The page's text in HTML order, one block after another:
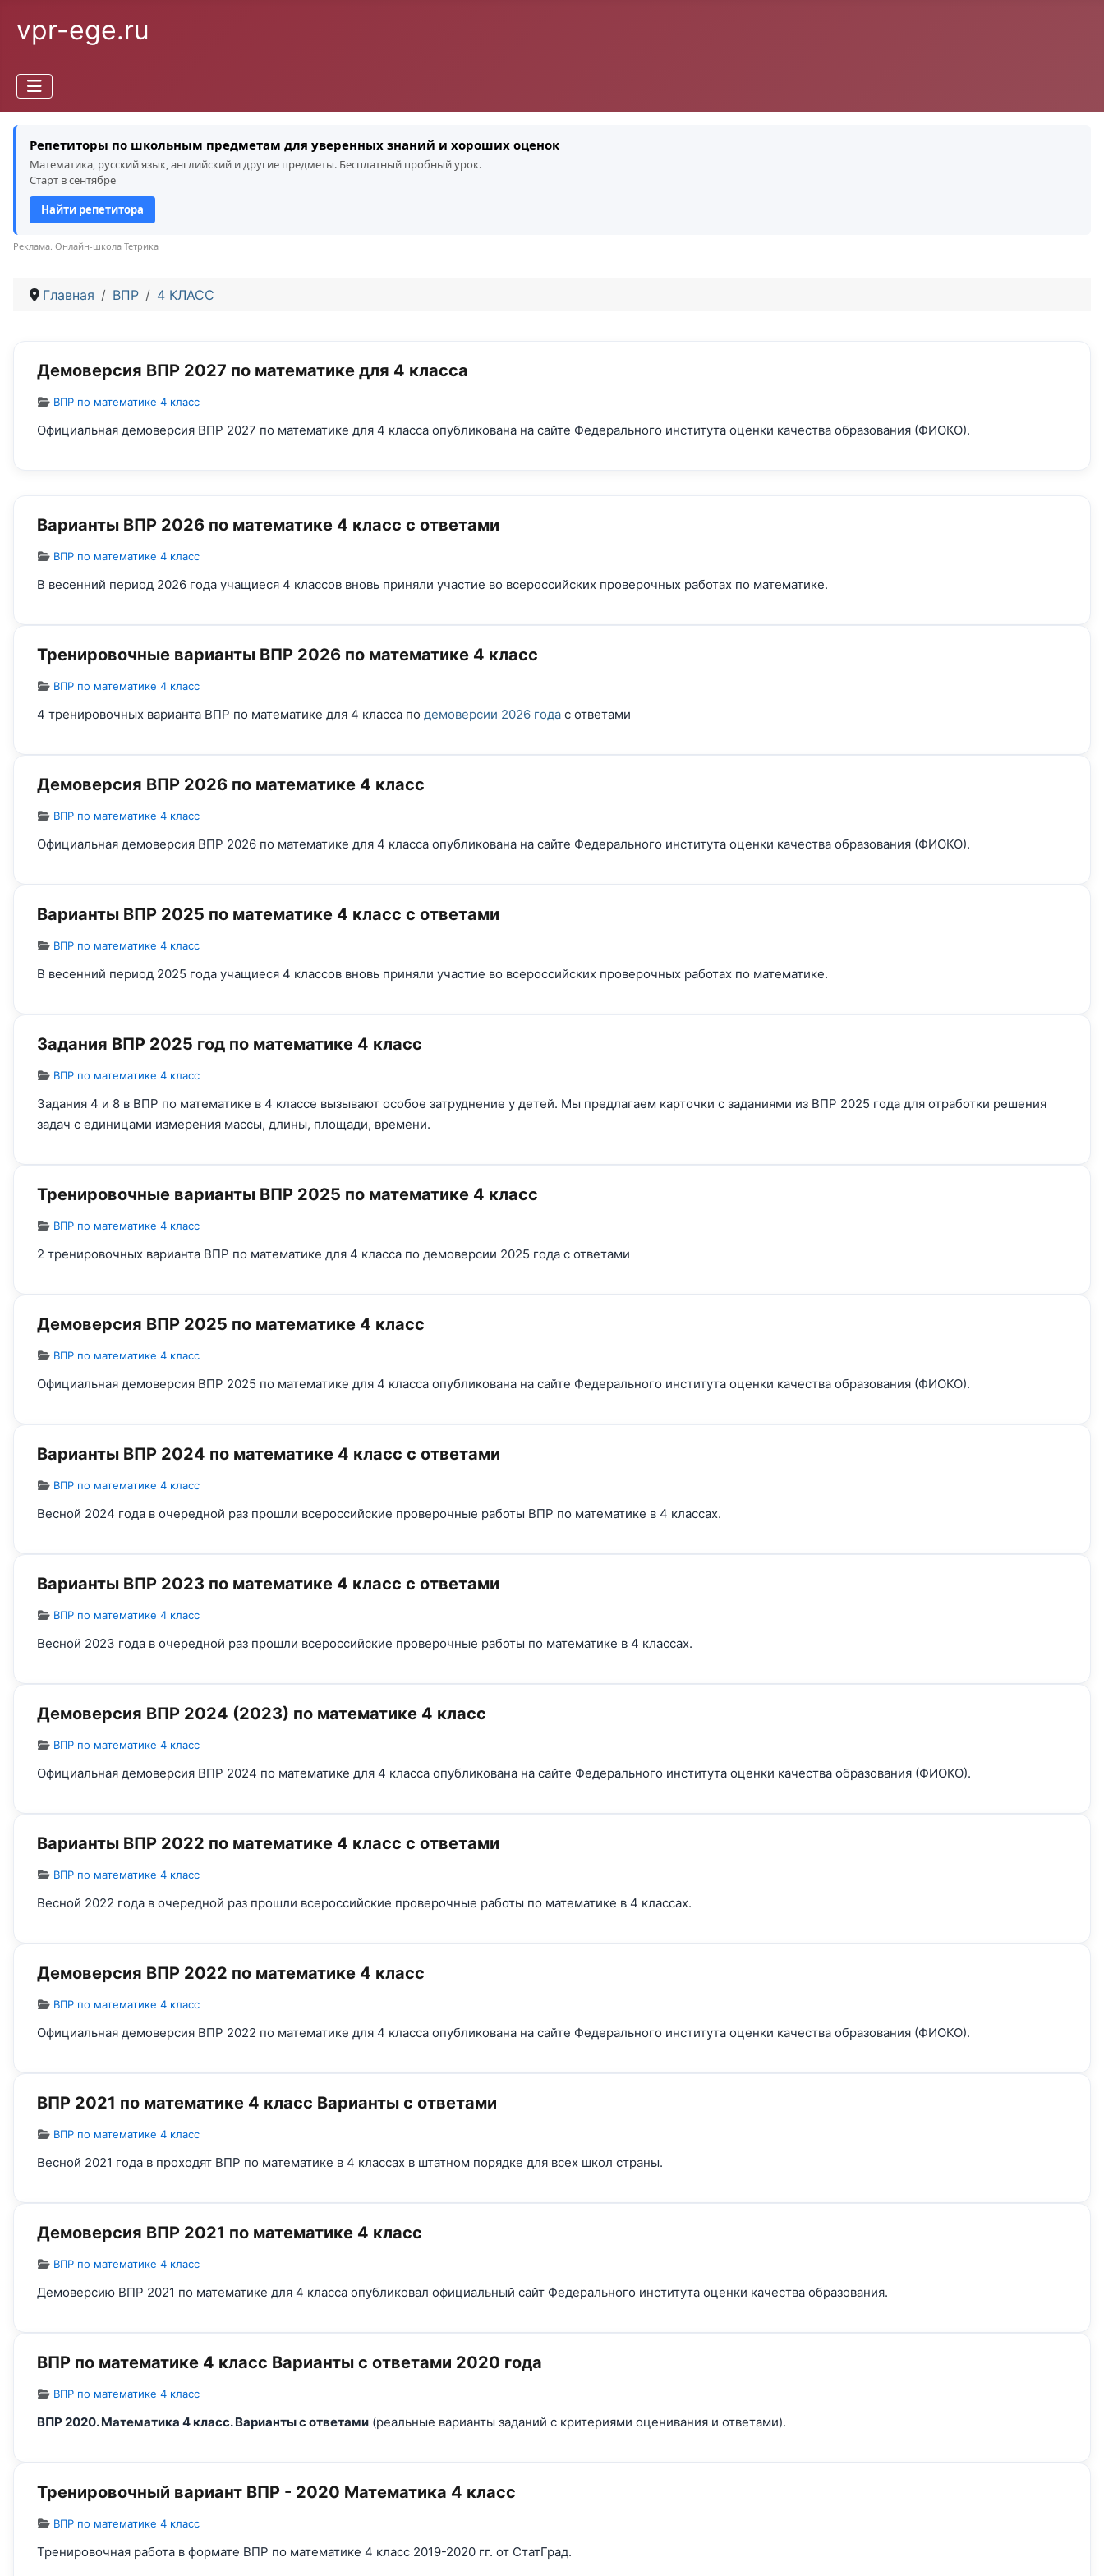
vpr-ege.ru
Репетиторы по школьным предметам для уверенных знаний и хороших оценок
Математика, русский язык, английский и другие предметы. Бесплатный пробный урок.
Старт в сентябре
Найти репетитора
Реклама. Онлайн-школа Тетрика
Главная ВПР 4 КЛАСС
Демоверсия ВПР 2027 по математике для 4 класса
Информация о материале
ВПР по математике 4 класс
Официальная демоверсия ВПР 2027 по математике для 4 класса опубликована на сайте Федерального института оценки качества образования (ФИОКО).
Варианты ВПР 2026 по математике 4 класс с ответами
Информация о материале
ВПР по математике 4 класс
В весенний период 2026 года учащиеся 4 классов вновь приняли участие во всероссийских проверочных работах по математике.
Тренировочные варианты ВПР 2026 по математике 4 класс
Информация о материале
ВПР по математике 4 класс
4 тренировочных варианта ВПР по математике для 4 класса по демоверсии 2026 года с ответами
Демоверсия ВПР 2026 по математике 4 класс
Информация о материале
ВПР по математике 4 класс
Официальная демоверсия ВПР 2026 по математике для 4 класса опубликована на сайте Федерального института оценки качества образования (ФИОКО).
Варианты ВПР 2025 по математике 4 класс с ответами
Информация о материале
ВПР по математике 4 класс
В весенний период 2025 года учащиеся 4 классов вновь приняли участие во всероссийских проверочных работах по математике.
Задания ВПР 2025 год по математике 4 класс
Информация о материале
ВПР по математике 4 класс
Задания 4 и 8 в ВПР по математике в 4 классе вызывают особое затруднение у детей. Мы предлагаем карточки с заданиями из ВПР 2025 года для отработки решения
задач с единицами измерения массы, длины, площади, времени.
Тренировочные варианты ВПР 2025 по математике 4 класс
Информация о материале
ВПР по математике 4 класс
2 тренировочных варианта ВПР по математике для 4 класса по демоверсии 2025 года с ответами
Демоверсия ВПР 2025 по математике 4 класс
Информация о материале
ВПР по математике 4 класс
Официальная демоверсия ВПР 2025 по математике для 4 класса опубликована на сайте Федерального института оценки качества образования (ФИОКО).
Варианты ВПР 2024 по математике 4 класс с ответами
Информация о материале
ВПР по математике 4 класс
Весной 2024 года в очередной раз прошли всероссийские проверочные работы ВПР по математике в 4 классах.
Варианты ВПР 2023 по математике 4 класс с ответами
Информация о материале
ВПР по математике 4 класс
Весной 2023 года в очередной раз прошли всероссийские проверочные работы по математике в 4 классах.
Демоверсия ВПР 2024 (2023) по математике 4 класс
Информация о материале
ВПР по математике 4 класс
Официальная демоверсия ВПР 2024 по математике для 4 класса опубликована на сайте Федерального института оценки качества образования (ФИОКО).
Варианты ВПР 2022 по математике 4 класс с ответами
Информация о материале
ВПР по математике 4 класс
Весной 2022 года в очередной раз прошли всероссийские проверочные работы по математике в 4 классах.
Демоверсия ВПР 2022 по математике 4 класс
Информация о материале
ВПР по математике 4 класс
Официальная демоверсия ВПР 2022 по математике для 4 класса опубликована на сайте Федерального института оценки качества образования (ФИОКО).
ВПР 2021 по математике 4 класс Варианты с ответами
Информация о материале
ВПР по математике 4 класс
Весной 2021 года в проходят ВПР по математике в 4 классах в штатном порядке для всех школ страны.
Демоверсия ВПР 2021 по математике 4 класс
Информация о материале
ВПР по математике 4 класс
Демоверсию ВПР 2021 по математике для 4 класса опубликовал официальный сайт Федерального института оценки качества образования.
ВПР по математике 4 класс Варианты с ответами 2020 года
Информация о материале
ВПР по математике 4 класс
ВПР 2020. Математика 4 класс. Варианты с ответами (реальные варианты заданий с критериями оценивания и ответами).
Тренировочный вариант ВПР - 2020 Математика 4 класс
Информация о материале
ВПР по математике 4 класс
Тренировочная работа в формате ВПР по математике 4 класс 2019-2020 гг. от СтатГрад.